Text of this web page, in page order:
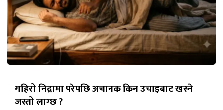
गहिरो निद्रामा परेपछि अचानक किन उचाइबाट खस्ने
जस्तो लाग्छ ?